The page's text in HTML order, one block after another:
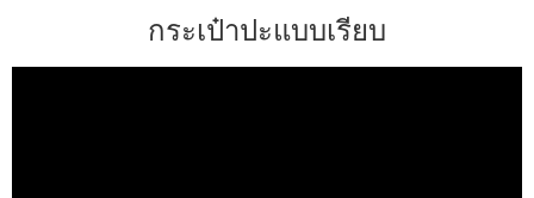
กระเป๋าปะแบบเรียบ